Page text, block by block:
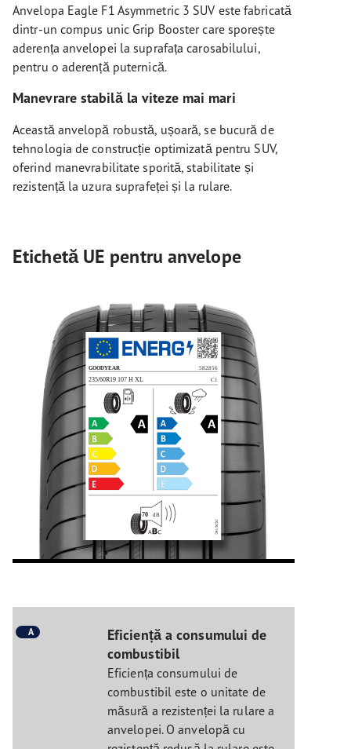
Anvelopa Eagle F1 Asymmetric 3 SUV este fabricată
dintr-un compus unic Grip Booster care sporește
aderența anvelopei la suprafața carosabilului,
pentru o aderență puternică.
Manevrare stabilă la viteze mai mari
Această anvelopă robustă, ușoară, se bucură de
tehnologia de construcție optimizată pentru SUV,
oferind manevrabilitate sporită, stabilitate și
rezistență la uzura suprafeței și la rulare.
Etichetă UE pentru anvelope
A
Eficiență a consumului de
combustibil
Eficiența consumului de
combustibil este o unitate de
măsură a rezistenței la rulare a
anvelopei. O anvelopă cu